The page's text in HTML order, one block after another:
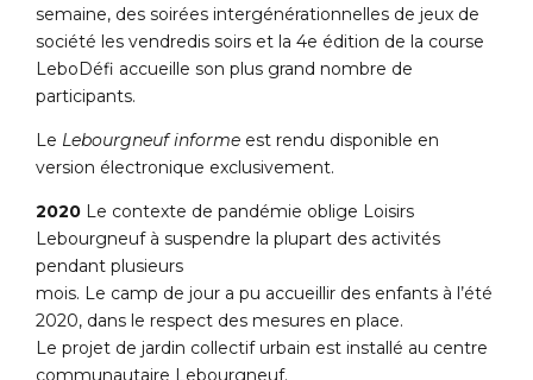
semaine, des soirées intergénérationnelles de jeux de
société les vendredis soirs et la 4e édition de la course
LeboDéfi accueille son plus grand nombre de
participants.
Le Lebourgneuf informe est rendu disponible en
version électronique exclusivement.
2020 Le contexte de pandémie oblige Loisirs
Lebourgneuf à suspendre la plupart des activités
pendant plusieurs
mois. Le camp de jour a pu accueillir des enfants à l’été
2020, dans le respect des mesures en place.
Le projet de jardin collectif urbain est installé au centre
communautaire Lebourgneuf.